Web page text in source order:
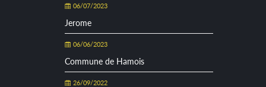
06/07/2023
Jerome
06/06/2023
Commune de Hamois
26/09/2022